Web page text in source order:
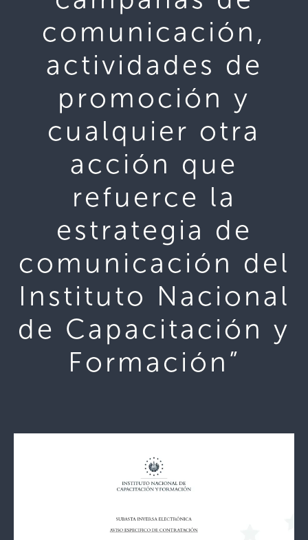
comunicación,
actividades de
promoción y
cualquier otra
acción que
refuerce la
estrategia de
comunicación del
Instituto Nacional
de Capacitación y
Formación”